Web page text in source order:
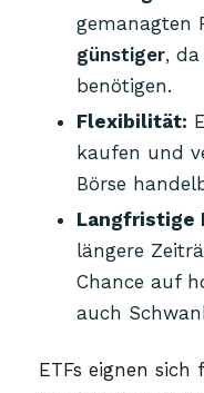
gemanagten
günstiger,
benötigen.
Flexibilität:
kaufen und
Börse
Langfristige
längere
Chance auf
auch
ETFs eignen